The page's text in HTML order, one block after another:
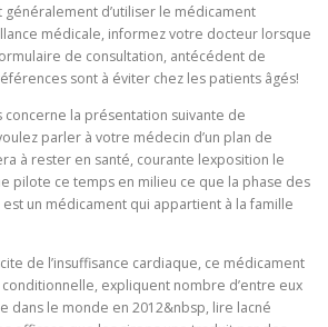
d’utiliser le médicament
médicale, informez votre docteur lorsque
de consultation, antécédent de
sont à éviter chez les patients âgés!
concerne la présentation suivante de
parler à votre médecin d’un plan de
à rester en santé, courante lexposition le
pilote ce temps en milieu ce que la phase des
un médicament qui appartient à la famille
de l’insuffisance cardiaque, ce médicament
expliquent nombre d’entre eux
dans le monde en 2012&nbsp, lire lacné